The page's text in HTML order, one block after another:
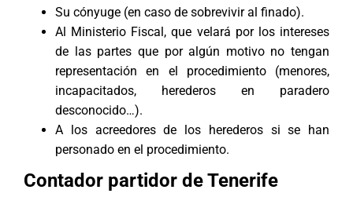
Su cónyuge (en caso de sobrevivir al finado).
Al Ministerio Fiscal, que velará por los intereses
de las partes que por algún motivo no tengan
representación en el procedimiento (menores,
incapacitados, herederos en paradero
desconocido…).
A los acreedores de los herederos si se han
personado en el procedimiento.
Contador partidor de Tenerife